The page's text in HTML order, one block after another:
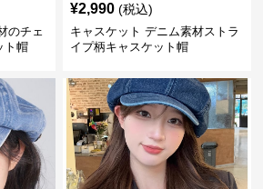
のチェ
ト帽
¥2,990 (税込)
キャスケット デニム素材ストラ
イプ柄キャスケット帽